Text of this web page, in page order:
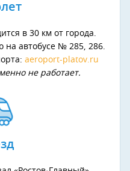
в 30 км от города.
на автобусе № 285, 286.
aeroport-platov.ru
не работает.